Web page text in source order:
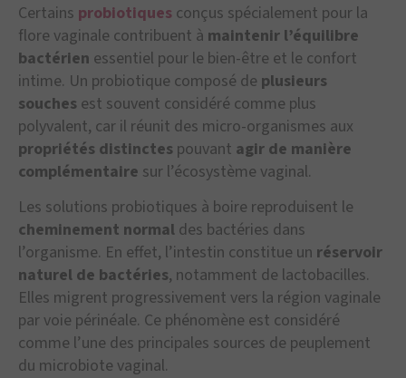
Certains probiotiques conçus spécialement pour la
flore vaginale contribuent à maintenir l’équilibre
bactérien essentiel pour le bien-être et le confort
intime. Un probiotique composé de plusieurs
souches est souvent considéré comme plus
polyvalent, car il réunit des micro-organismes aux
propriétés distinctes pouvant agir de manière
complémentaire sur l’écosystème vaginal.
Les solutions probiotiques à boire reproduisent le
cheminement normal des bactéries dans
l’organisme. En effet, l’intestin constitue un réservoir
naturel de bactéries, notamment de lactobacilles.
Elles migrent progressivement vers la région vaginale
par voie périnéale. Ce phénomène est considéré
comme l’une des principales sources de peuplement
du microbiote vaginal.